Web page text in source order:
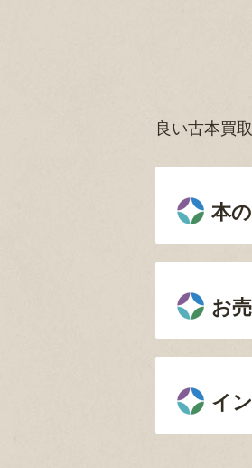
良い古本買
本
お
イ